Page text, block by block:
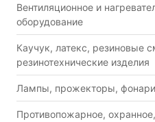
Вентиляционное и
оборудование
Каучук, латекс, резиновые
резинотехнические изделия
Лампы, прожекторы,
Противопожарное,